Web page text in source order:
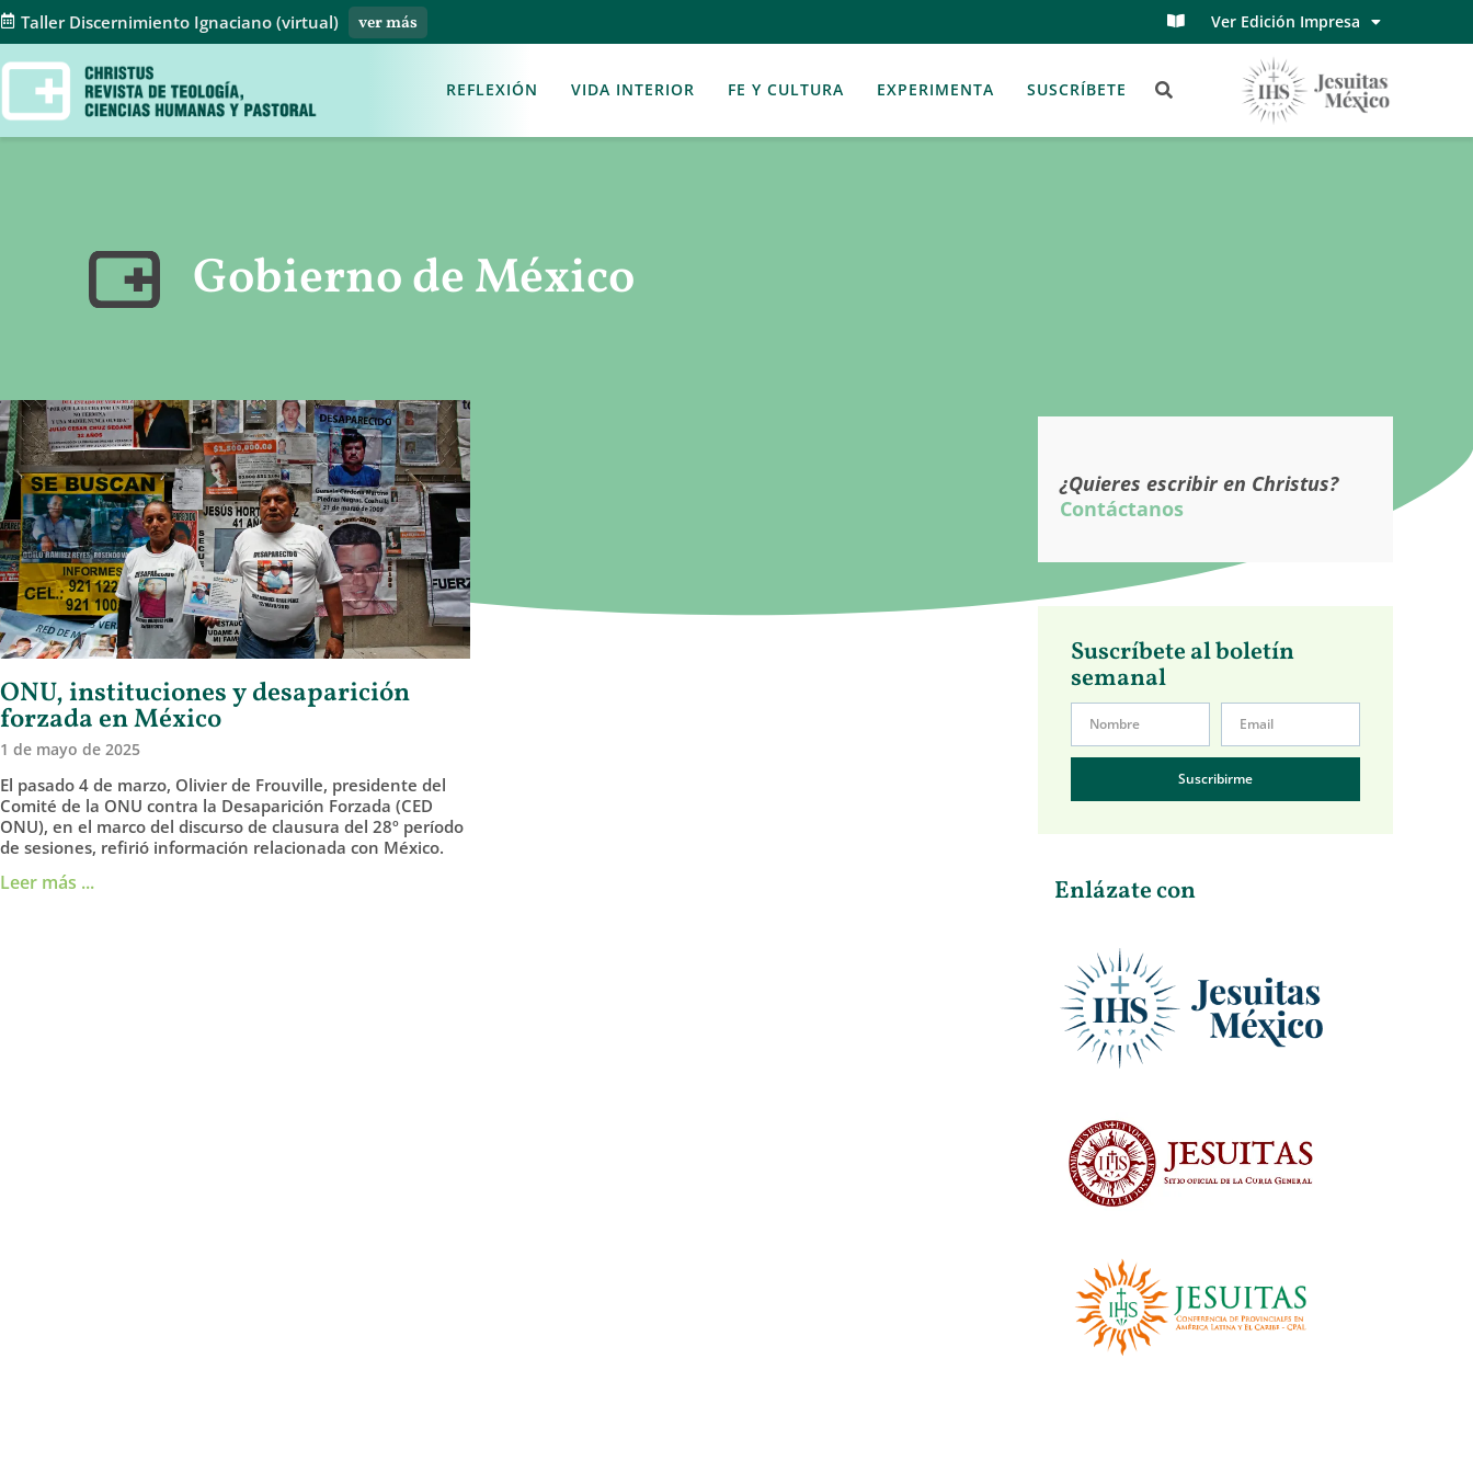
Taller Discernimiento Ignaciano (virtual) ver más Ver Edición Impresa
REFLEXIÓN VIDA INTERIOR FE Y CULTURA EXPERIMENTA SUSCRÍBETE
Gobierno de México
ONU, instituciones y desaparición
forzada en México
1 de mayo de 2025
El pasado 4 de marzo, Olivier de Frouville, presidente del
Comité de la ONU contra la Desaparición Forzada (CED
ONU), en el marco del discurso de clausura del 28º período
de sesiones, refirió información relacionada con México.
Leer más ...
¿Quieres escribir en Christus?
Contáctanos
Suscríbete al boletín
semanal
Suscribirme
Enlázate con